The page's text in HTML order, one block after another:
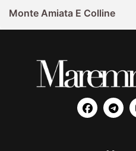
Monte Amiata E Colline